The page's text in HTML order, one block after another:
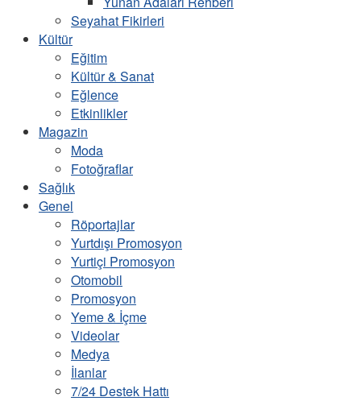
Seyahat Fikirleri
Kültür
Eğitim
Kültür & Sanat
Eğlence
Etkinlikler
Magazin
Moda
Fotoğraflar
Sağlık
Genel
Röportajlar
Yurtdışı Promosyon
Yurtiçi Promosyon
Otomobil
Promosyon
Yeme & İçme
Videolar
Medya
İlanlar
7/24 Destek Hattı